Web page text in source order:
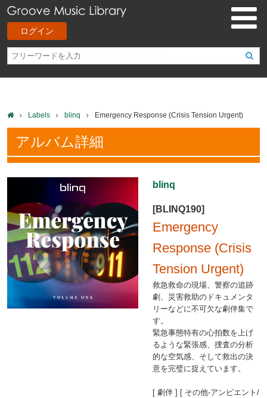
ログイン
Labels blinq Emergency Response (Crisis Tension Urgent)
アルバム詳細
blinq
[BLINQ190]
Emergency
Response (Crisis
Tension Urgent)
救急救命の現場、警察の追跡
劇、災害救助のドキュメンタ
リーなどに不可欠な劇伴集で
す。
緊急事態特有の心拍数を上げ
るような緊張感、捜査の分析
的な空気感、そして救出の決
意を完璧に捉えています。
[ 劇伴 ] [ その他-アンビエント/